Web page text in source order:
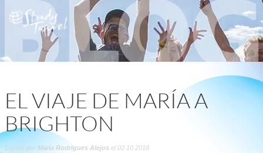
EL VIAJE DE MARÍA A
BRIGHTON
Escrito por María Rodrigues Alejos el 02 10 2018